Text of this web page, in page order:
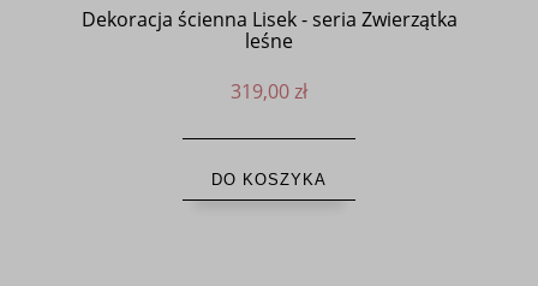
Dekoracja ścienna Lisek - seria Zwierzątka
leśne
319,00 zł
DO KOSZYKA